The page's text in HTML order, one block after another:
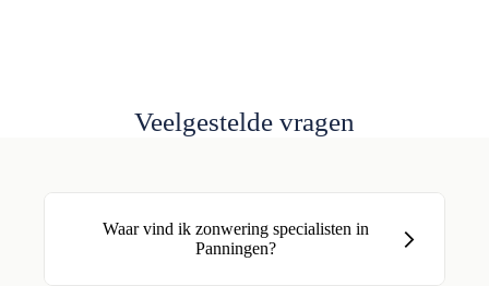
Veelgestelde vragen
Waar vind ik zonwering specialisten in
Panningen?